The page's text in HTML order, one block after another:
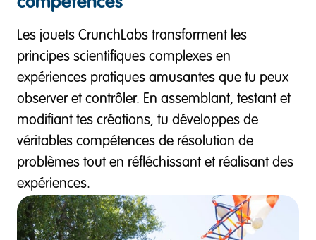
Les jouets CrunchLabs transforment les
principes scientifiques complexes en
expériences pratiques amusantes que tu peux
observer et contrôler. En assemblant, testant et
modifiant tes créations, tu développes de
véritables compétences de résolution de
problèmes tout en réfléchissant et réalisant des
expériences.